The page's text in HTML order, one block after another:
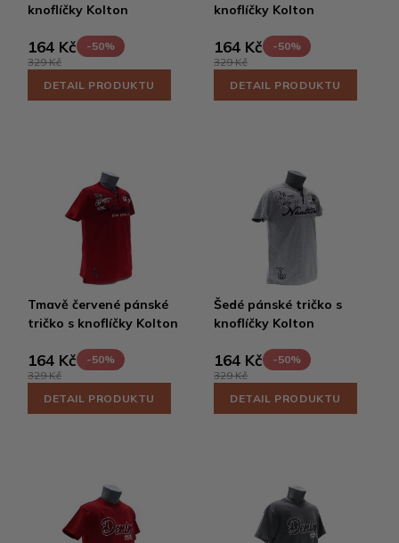
knoflíčky Kolton
164 Kč
-50%
329 Kč
DETAIL PRODUKTU
knoflíčky Kolton
164 Kč
-50%
329 Kč
DETAIL PRODUKTU
Tmavě červené pánské
tričko s knoflíčky Kolton
164 Kč
-50%
329 Kč
DETAIL PRODUKTU
Šedé pánské tričko s
knoflíčky Kolton
164 Kč
-50%
329 Kč
DETAIL PRODUKTU